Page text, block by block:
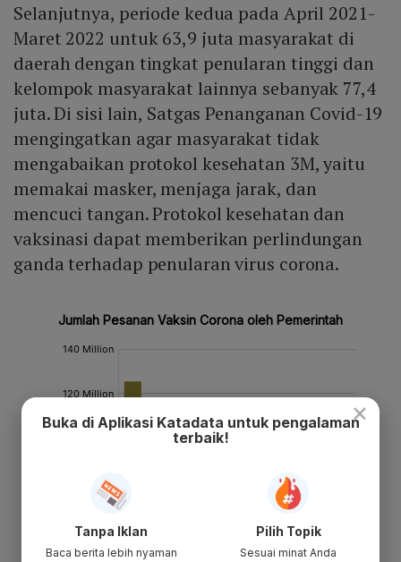
Selanjutnya, periode kedua pada April 2021-
Maret 2022 untuk 63,9 juta masyarakat di
daerah dengan tingkat penularan tinggi dan
kelompok masyarakat lainnya sebanyak 77,4
juta. Di sisi lain, Satgas Penanganan Covid-19
mengingatkan agar masyarakat tidak
mengabaikan protokol kesehatan 3M, yaitu
memakai masker, menjaga jarak, dan
mencuci tangan. Protokol kesehatan dan
vaksinasi dapat memberikan perlindungan
ganda terhadap penularan virus corona.
×
Buka di Aplikasi Katadata untuk pengalaman
terbaik!
Tanpa Iklan
Baca berita lebih nyaman
Pilih Topik
Sesuai minat Anda